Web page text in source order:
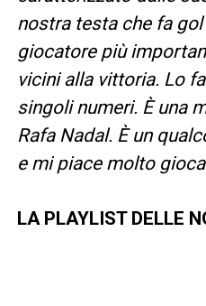
nostra testa che fa
giocatore più
vicini alla vittoria. Lo
singoli numeri. È una
Rafa Nadal. È un
e mi piace molto
LA PLAYLIST DELLE